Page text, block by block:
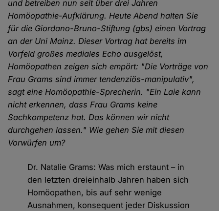
und betreiben nun seit über drei Jahren
Homöopathie-Aufklärung. Heute Abend halten Sie
für die Giordano-Bruno-Stiftung (gbs) einen Vortrag
an der Uni Mainz. Dieser Vortrag hat bereits im
Vorfeld großes mediales Echo ausgelöst,
Homöopathen zeigen sich empört: "Die Vorträge von
Frau Grams sind immer tendenziös-manipulativ",
sagt eine Homöopathie-Sprecherin. "Ein Laie kann
nicht erkennen, dass Frau Grams keine
Sachkompetenz hat. Das können wir nicht
durchgehen lassen." Wie gehen Sie mit diesen
Vorwürfen um?
Dr. Natalie Grams: Was mich erstaunt – in
den letzten dreieinhalb Jahren haben sich
Homöopathen, bis auf sehr wenige
Ausnahmen, konsequent jeder Diskussion